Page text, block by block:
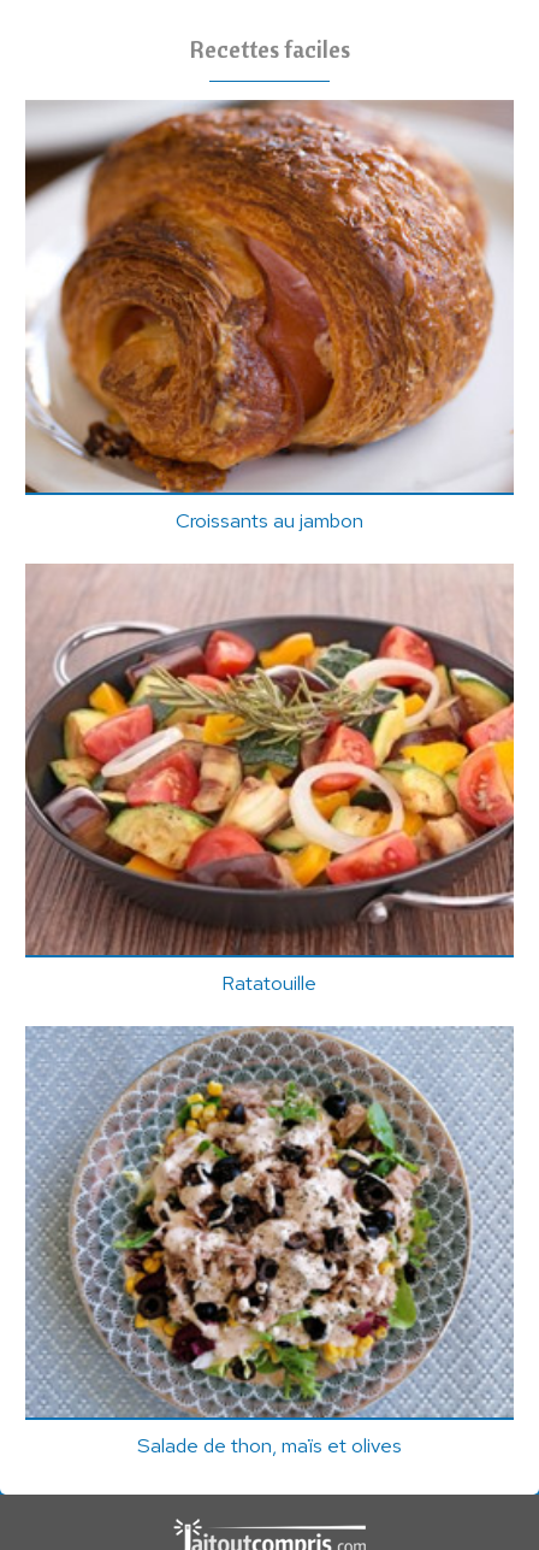
Recettes faciles
Croissants au jambon
Ratatouille
Salade de thon, maïs et olives